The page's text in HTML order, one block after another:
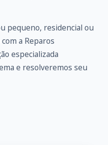
pequeno, residencial ou
com a Reparos
especializada
e resolveremos seu